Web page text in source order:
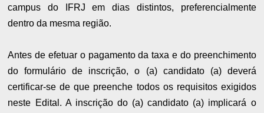
campus do IFRJ em dias distintos, preferencialmente
dentro da mesma região.
Antes de efetuar o pagamento da taxa e do preenchimento
do formulário de inscrição, o (a) candidato (a) deverá
certificar-se de que preenche todos os requisitos exigidos
neste Edital. A inscrição do (a) candidato (a) implicará o